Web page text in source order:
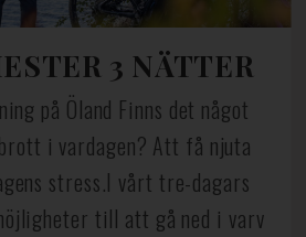
3 NÄTTER
på Öland Finns det något
i vardagen? Att få njuta
stress.I vårt tre-dagars
till att gå ned i varv